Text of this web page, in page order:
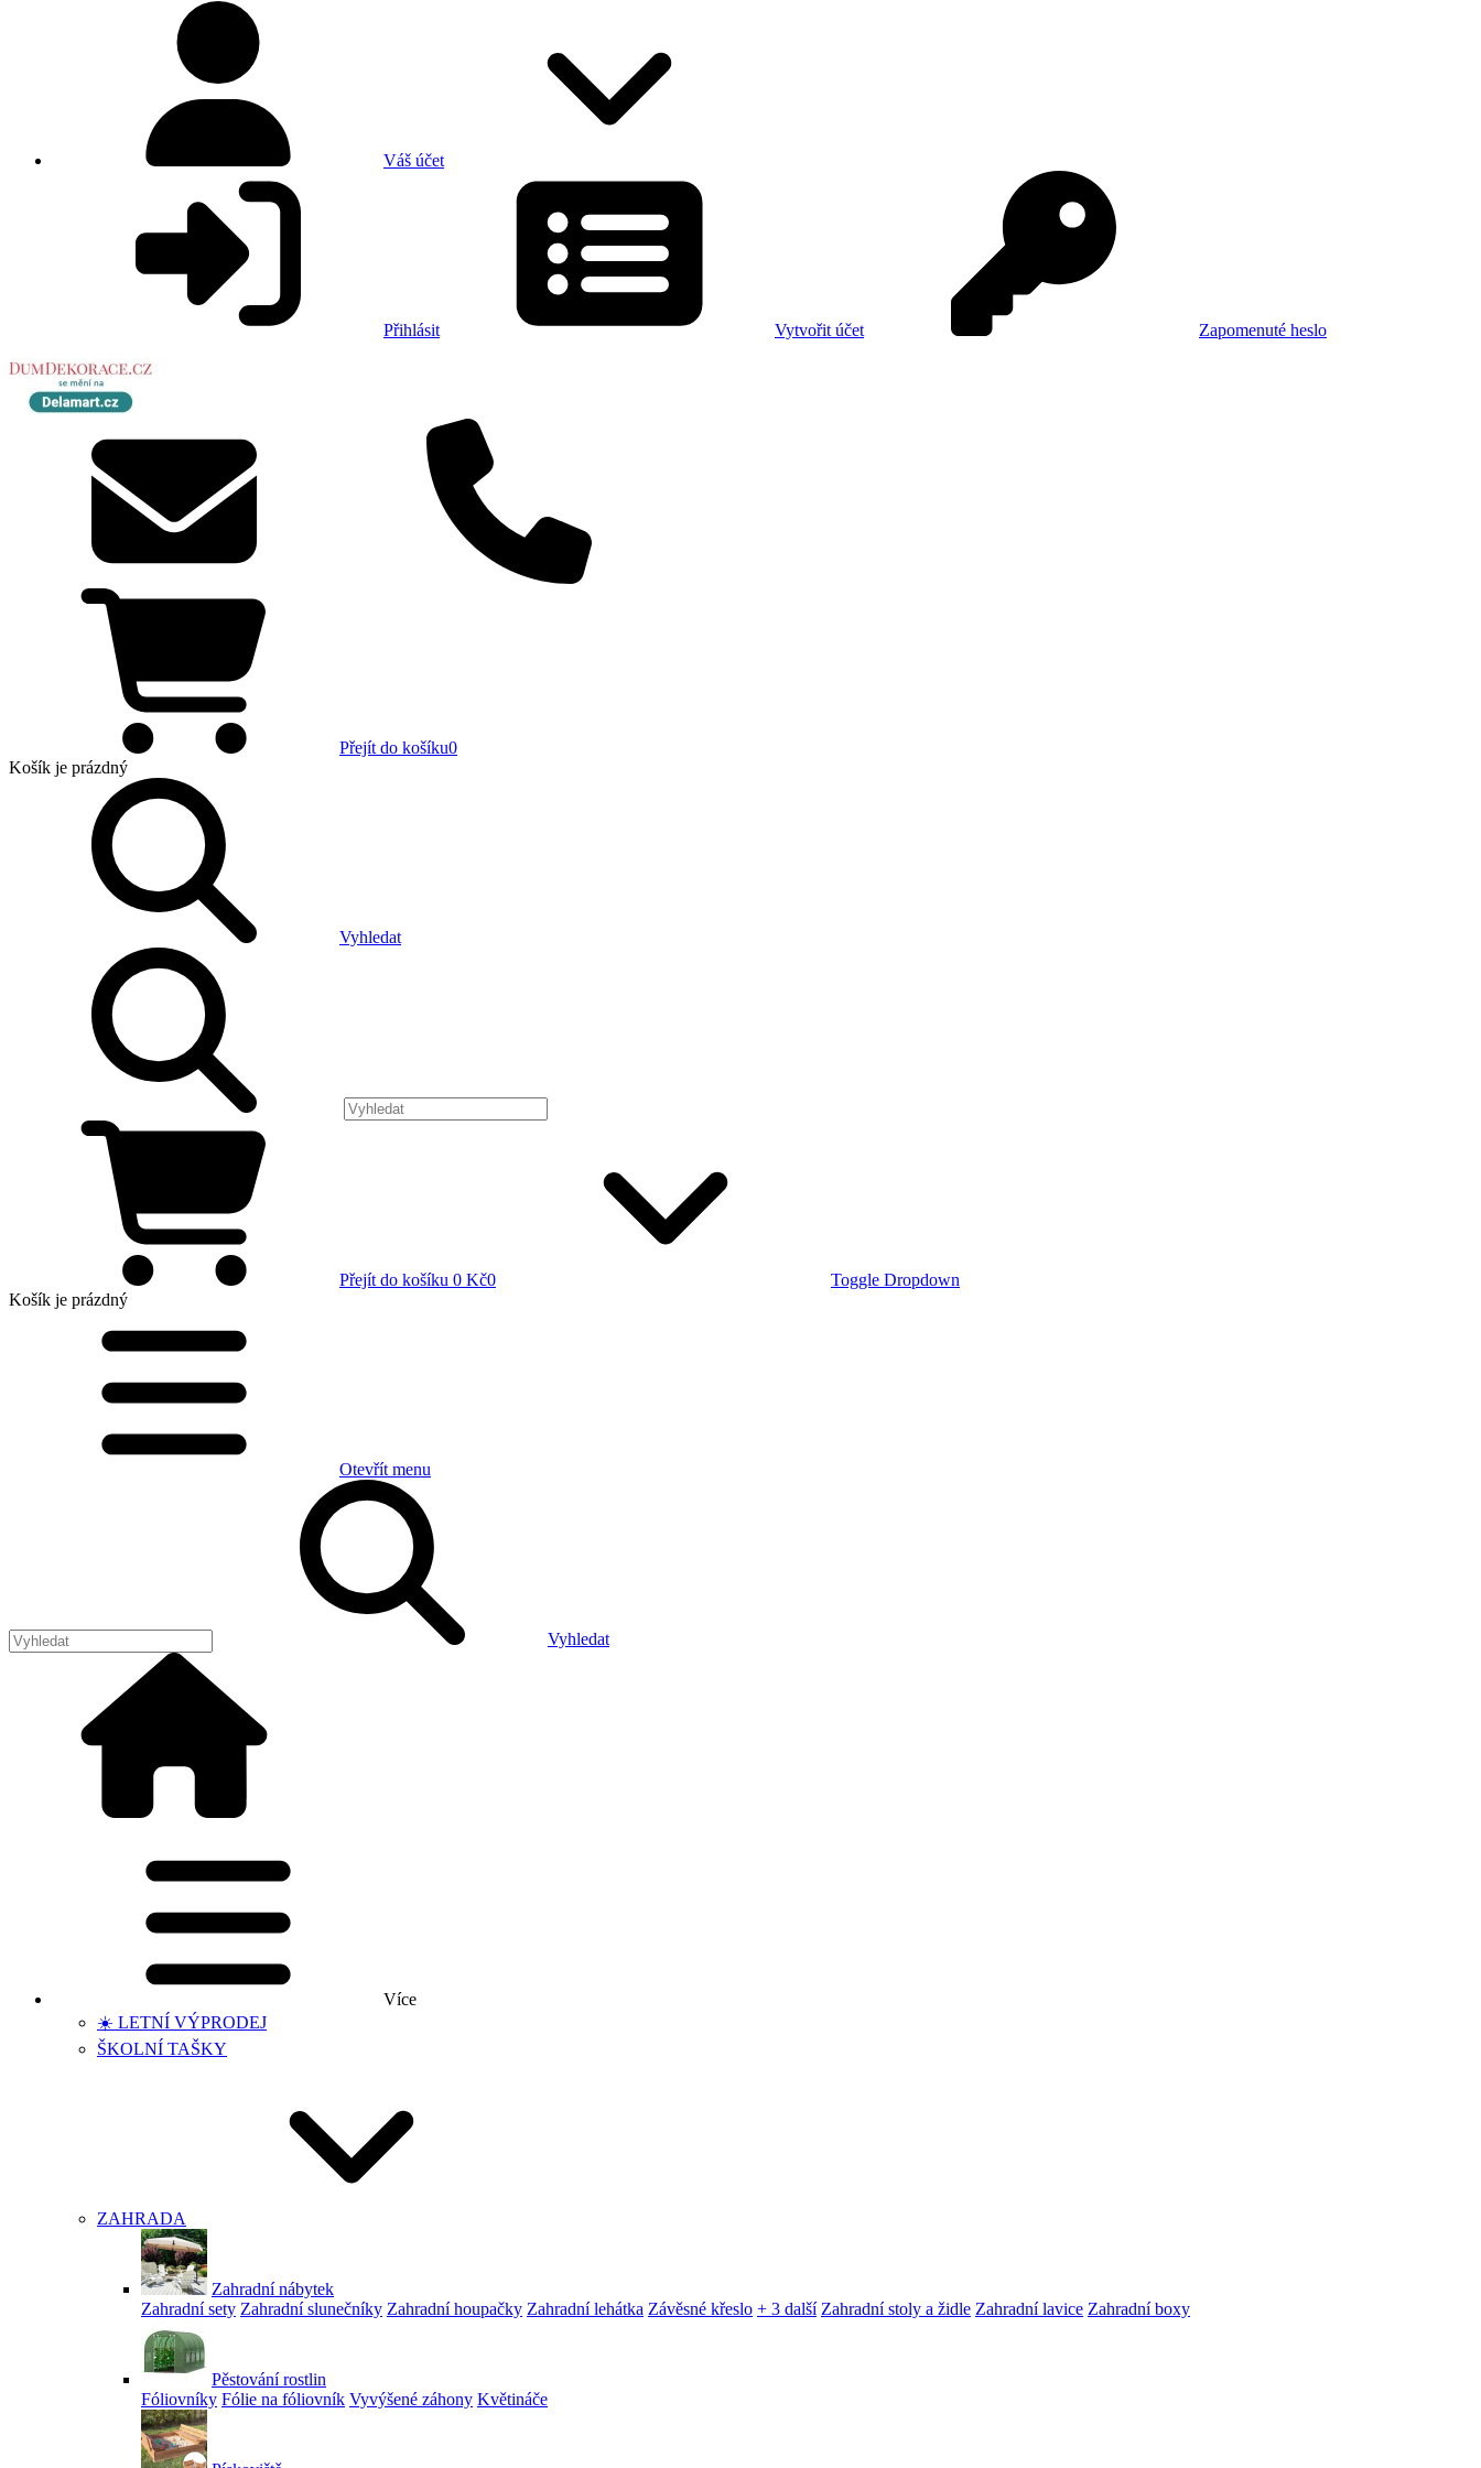
Váš účet
Přihlásit Vytvořit účet Zapomenuté heslo
Přejít do košíku0
Košík je prázdný
Vyhledat
Přejít do košíku 0 Kč0
Toggle Dropdown
Košík je prázdný
Otevřít menu
Vyhledat
Více
☀️ LETNÍ VÝPRODEJ
ŠKOLNÍ TAŠKY
ZAHRADA
Zahradní nábytek
Zahradní sety Zahradní slunečníky Zahradní houpačky Zahradní lehátka Závěsné křeslo + 3 další Zahradní stoly a židle Zahradní lavice Zahradní boxy
Pěstování rostlin
Fóliovníky Fólie na fóliovník Vyvýšené záhony Květináče